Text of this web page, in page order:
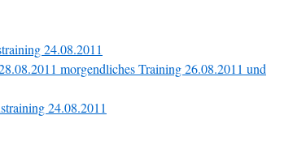
24.08.2011
morgendliches Training 26.08.2011 und
24.08.2011